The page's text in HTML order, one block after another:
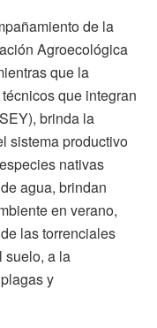
de la
Agroecológica
que la
que integran
brinda la
sistema productivo
nativas
agua, brindan
en verano,
las torrenciales
suelo, a la
y